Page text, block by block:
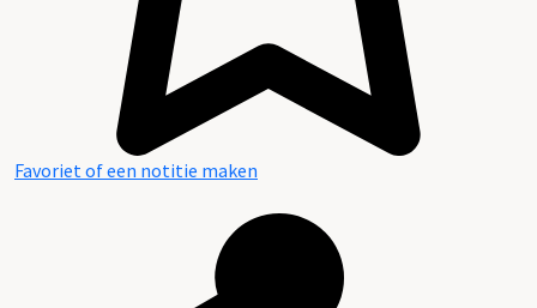
Favoriet of een notitie maken